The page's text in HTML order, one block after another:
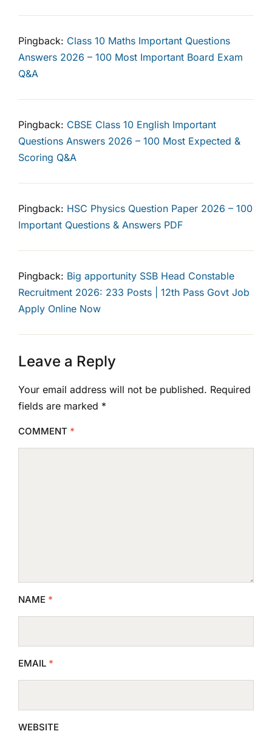
Pingback: Class 10 Maths Important Questions
Answers 2026 – 100 Most Important Board Exam
Q&A
Pingback: CBSE Class 10 English Important
Questions Answers 2026 – 100 Most Expected &
Scoring Q&A
Pingback: HSC Physics Question Paper 2026 – 100
Important Questions & Answers PDF
Pingback: Big apportunity SSB Head Constable
Recruitment 2026: 233 Posts | 12th Pass Govt Job
Apply Online Now
Leave a Reply
Your email address will not be published. Required
fields are marked *
COMMENT *
NAME *
EMAIL *
WEBSITE